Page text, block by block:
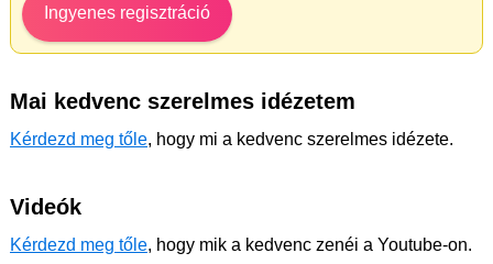
Ingyenes regisztráció
Mai kedvenc szerelmes idézetem
Kérdezd meg tőle, hogy mi a kedvenc szerelmes idézete.
Videók
Kérdezd meg tőle, hogy mik a kedvenc zenéi a Youtube-on.